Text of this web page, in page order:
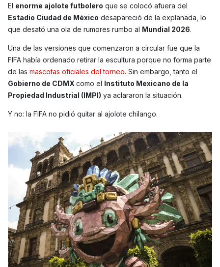
El enorme ajolote futbolero que se colocó afuera del
Estadio Ciudad de México desapareció de la explanada, lo
que desató una ola de rumores rumbo al Mundial 2026.
Una de las versiones que comenzaron a circular fue que la
FIFA había ordenado retirar la escultura porque no forma parte
de las mascotas oficiales del torneo. Sin embargo, tanto el
Gobierno de CDMX como el Instituto Mexicano de la
Propiedad Industrial (IMPI) ya aclararon la situación.
Y no: la FIFA no pidió quitar al ajolote chilango.